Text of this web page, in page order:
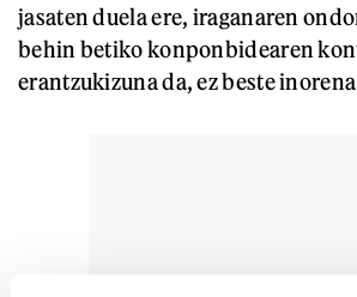
jasaten duela ere, iraganaren
behin betiko konponbidearen
erantzukizuna da, ez beste